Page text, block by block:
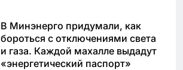
В Минэнерго придумали, как
бороться с отключениями света
и газа. Каждой махалле выдадут
«энергетический паспорт»